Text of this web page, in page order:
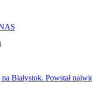
Białystok. Powstał